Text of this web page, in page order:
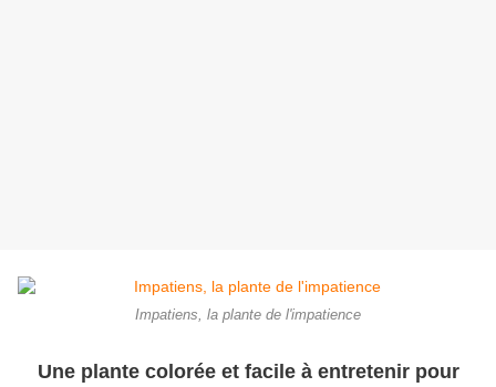
Impatiens, la plante de l'impatience
Une plante colorée et facile à entretenir pour